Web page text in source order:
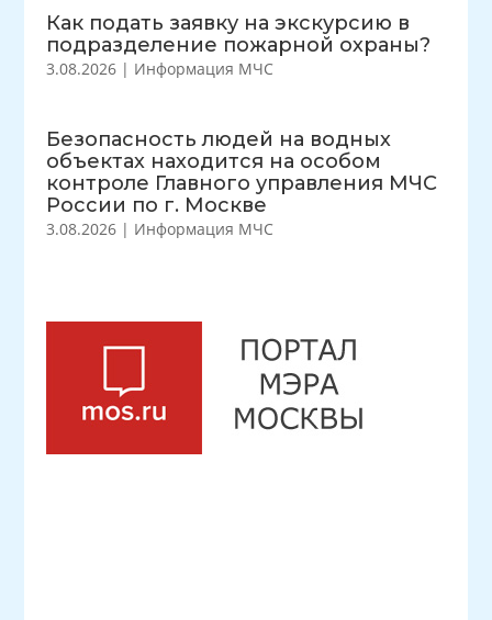
Как подать заявку на экскурсию в
подразделение пожарной охраны?
3.08.2026 | Информация МЧС
Безопасность людей на водных
объектах находится на особом
контроле Главного управления МЧС
России по г. Москве
3.08.2026 | Информация МЧС